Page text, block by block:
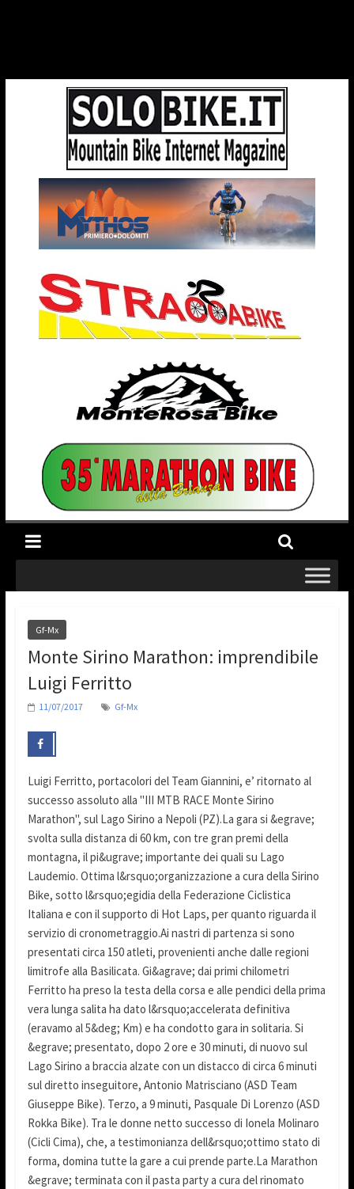
Gf-Mx
Monte Sirino Marathon: imprendibile
Luigi Ferritto
11/07/2017 Gf-Mx
Luigi Ferritto, portacolori del Team Giannini, e’ ritornato al
successo assoluto alla "III MTB RACE Monte Sirino
Marathon", sul Lago Sirino a Nepoli (PZ).La gara si &egrave;
svolta sulla distanza di 60 km, con tre gran premi della
montagna, il pi&ugrave; importante dei quali su Lago
Laudemio. Ottima l&rsquo;organizzazione a cura della Sirino
Bike, sotto l&rsquo;egidia della Federazione Ciclistica
Italiana e con il supporto di Hot Laps, per quanto riguarda il
servizio di cronometraggio.Ai nastri di partenza si sono
presentati circa 150 atleti, provenienti anche dalle regioni
limitrofe alla Basilicata. Gi&agrave; dai primi chilometri
Ferritto ha preso la testa della corsa e alle pendici della prima
vera lunga salita ha dato l&rsquo;accelerata definitiva
(eravamo al 5&deg; Km) e ha condotto gara in solitaria. Si
&egrave; presentato, dopo 2 ore e 30 minuti, di nuovo sul
Lago Sirino a braccia alzate con un distacco di circa 6 minuti
sul diretto inseguitore, Antonio Matrisciano (ASD Team
Giuseppe Bike). Terzo, a 9 minuti, Pasquale Di Lorenzo (ASD
Rokka Bike). Tra le donne netto successo di Ionela Molinaro
(Cicli Cima), che, a testimonianza dell&rsquo;ottimo stato di
forma, domina tutte la gare a cui prende parte.La Marathon
&egrave; terminata con il pasta party a cura del rinomato